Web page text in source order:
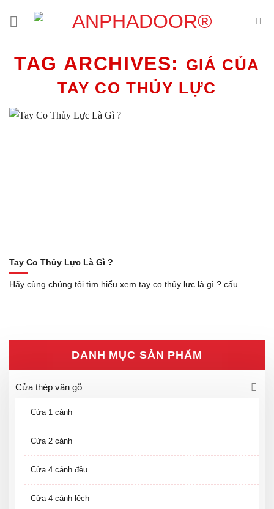
TAG ARCHIVES:
GIÁ CỦA
TAY CO THỦY LỰC
DANH MỤC SẢN PHẨM
Cửa thép vân gỗ
Cửa 1 cánh
Cửa 2 cánh
Cửa 4 cánh đều
Cửa 4 cánh lệch
Tay Co Thủy Lực Là Gì ?
Hãy cùng chúng tôi tìm hiểu xem tay co thủy lực là gì ? cấu...